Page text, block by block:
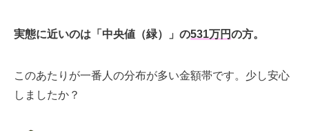
実態に近いのは「中央値（緑）」の531万円の方。
このあたりが一番人の分布が多い金額帯です。 少し安心
しましたか？